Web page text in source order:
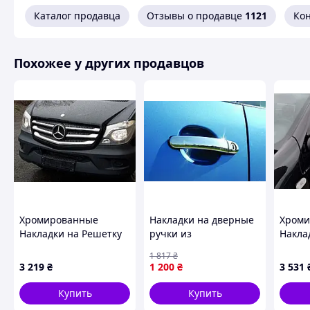
Каталог продавца Отзывы о продавце 1121
Похожее у других продавцов
Хромированные
Накладки на Решетку
Нержавеющая Сталь)
OmsaLine -
Итальянская
Нержавейка для
3 219 ₴
Купить
Накладки на дверные
ручки из
шт, OmsaLine -
Итальянская
Нержавейка для Seat
Ibiza 2002-2009 гг
1 200 ₴
1 817₴
Купить
2013
3 531